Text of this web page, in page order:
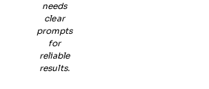
needs
clear
prompts
for
reliable
results.